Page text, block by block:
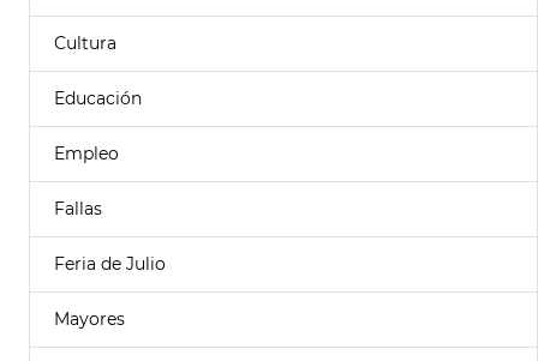
Cultura
Educación
Empleo
Fallas
Feria de Julio
Mayores